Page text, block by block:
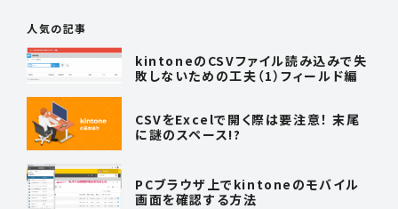
人気の記事
kintoneのCSVファイル読み込みで失
敗しないための工夫（1）フィールド編
CSVをExcelで開く際は要注意！ 末尾
に謎のスペース!?
PCブラウザ上でkintoneのモバイル
画面を確認する方法